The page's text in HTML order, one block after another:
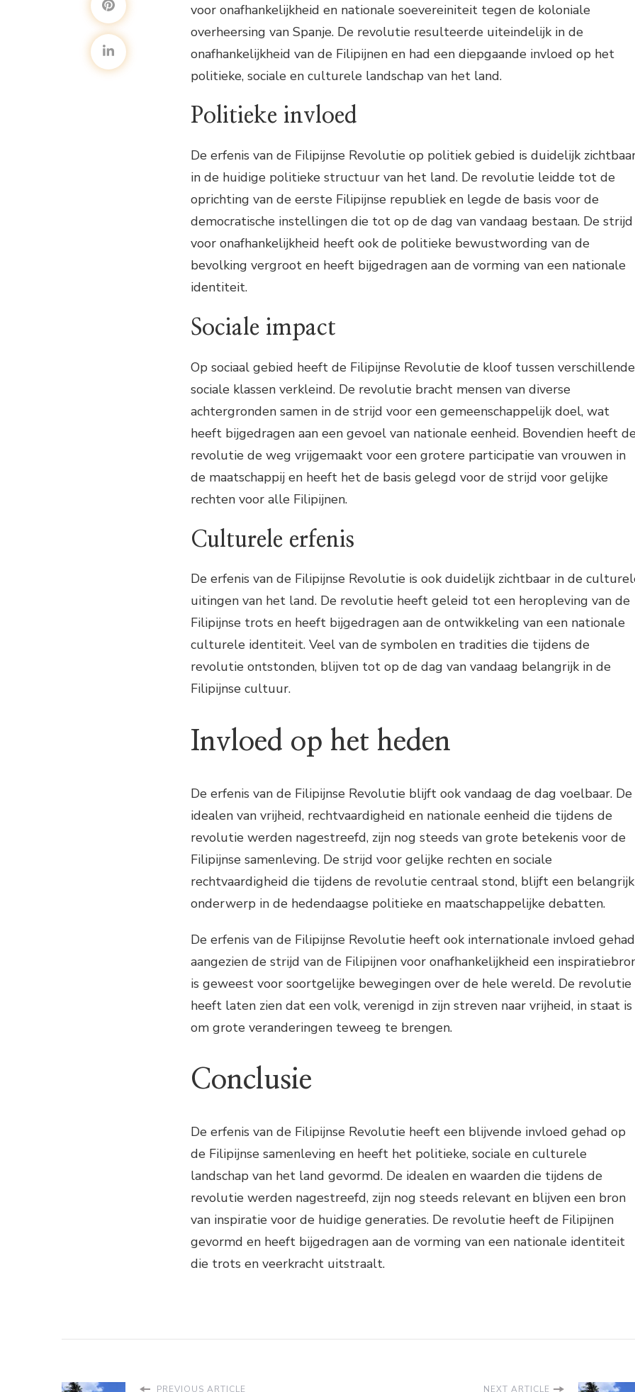
voor onafhankelijkheid en nationale soevereiniteit tegen de koloniale
overheersing van Spanje. De revolutie resulteerde uiteindelijk in de
onafhankelijkheid van de Filipijnen en had een diepgaande invloed op het
politieke, sociale en culturele landschap van het land.
Politieke invloed
De erfenis van de Filipijnse Revolutie op politiek gebied is duidelijk
in de huidige politieke structuur van het land. De revolutie leidde tot de
oprichting van de eerste Filipijnse republiek en legde de basis voor de
democratische instellingen die tot op de dag van vandaag bestaan. De strijd
voor onafhankelijkheid heeft ook de politieke bewustwording van de
bevolking vergroot en heeft bijgedragen aan de vorming van een nationale
identiteit.
Sociale impact
Op sociaal gebied heeft de Filipijnse Revolutie de kloof tussen verschillende
sociale klassen verkleind. De revolutie bracht mensen van diverse
achtergronden samen in de strijd voor een gemeenschappelijk doel, wat
heeft bijgedragen aan een gevoel van nationale eenheid. Bovendien heeft
revolutie de weg vrijgemaakt voor een grotere participatie van vrouwen in
de maatschappij en heeft het de basis gelegd voor de strijd voor gelijke
rechten voor alle Filipijnen.
Culturele erfenis
De erfenis van de Filipijnse Revolutie is ook duidelijk zichtbaar in de
uitingen van het land. De revolutie heeft geleid tot een heropleving van de
Filipijnse trots en heeft bijgedragen aan de ontwikkeling van een nationale
culturele identiteit. Veel van de symbolen en tradities die tijdens de
revolutie ontstonden, blijven tot op de dag van vandaag belangrijk in de
Filipijnse cultuur.
Invloed op het heden
De erfenis van de Filipijnse Revolutie blijft ook vandaag de dag voelbaar. De
idealen van vrijheid, rechtvaardigheid en nationale eenheid die tijdens de
revolutie werden nagestreefd, zijn nog steeds van grote betekenis voor de
Filipijnse samenleving. De strijd voor gelijke rechten en sociale
rechtvaardigheid die tijdens de revolutie centraal stond, blijft een belangrijk
onderwerp in de hedendaagse politieke en maatschappelijke debatten.
De erfenis van de Filipijnse Revolutie heeft ook internationale invloed
aangezien de strijd van de Filipijnen voor onafhankelijkheid een
is geweest voor soortgelijke bewegingen over de hele wereld. De revolutie
heeft laten zien dat een volk, verenigd in zijn streven naar vrijheid, in staat is
om grote veranderingen teweeg te brengen.
Conclusie
De erfenis van de Filipijnse Revolutie heeft een blijvende invloed gehad op
de Filipijnse samenleving en heeft het politieke, sociale en culturele
landschap van het land gevormd. De idealen en waarden die tijdens de
revolutie werden nagestreefd, zijn nog steeds relevant en blijven een bron
van inspiratie voor de huidige generaties. De revolutie heeft de Filipijnen
gevormd en heeft bijgedragen aan de vorming van een nationale identiteit
die trots en veerkracht uitstraalt.
PREVIOUS ARTICLE NEXT ARTICLE